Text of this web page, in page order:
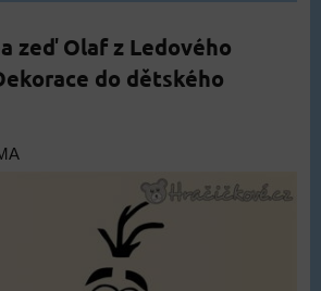
zeď Olaf z Ledového
do dětského